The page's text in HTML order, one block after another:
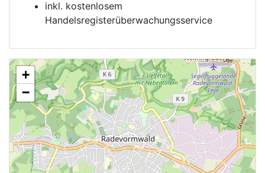
inkl. kostenlosem
Handelsregisterüberwachungsservice
+
−